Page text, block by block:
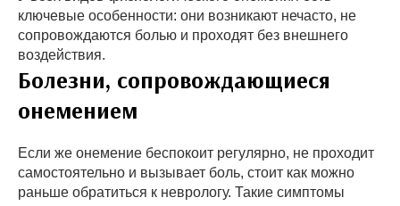
ключевые особенности: они возникают нечасто, не
сопровождаются болью и проходят без внешнего
воздействия.
Болезни, сопровождающиеся
онемением
Если же онемение беспокоит регулярно, не проходит
самостоятельно и вызывает боль, стоит как можно
раньше обратиться к неврологу. Такие симптомы